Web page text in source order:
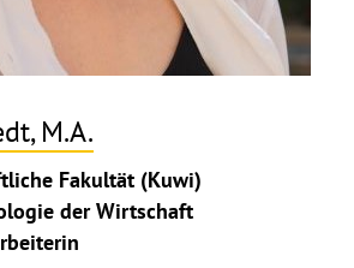
M.A.
Fakultät (Kuwi)
der Wirtschaft